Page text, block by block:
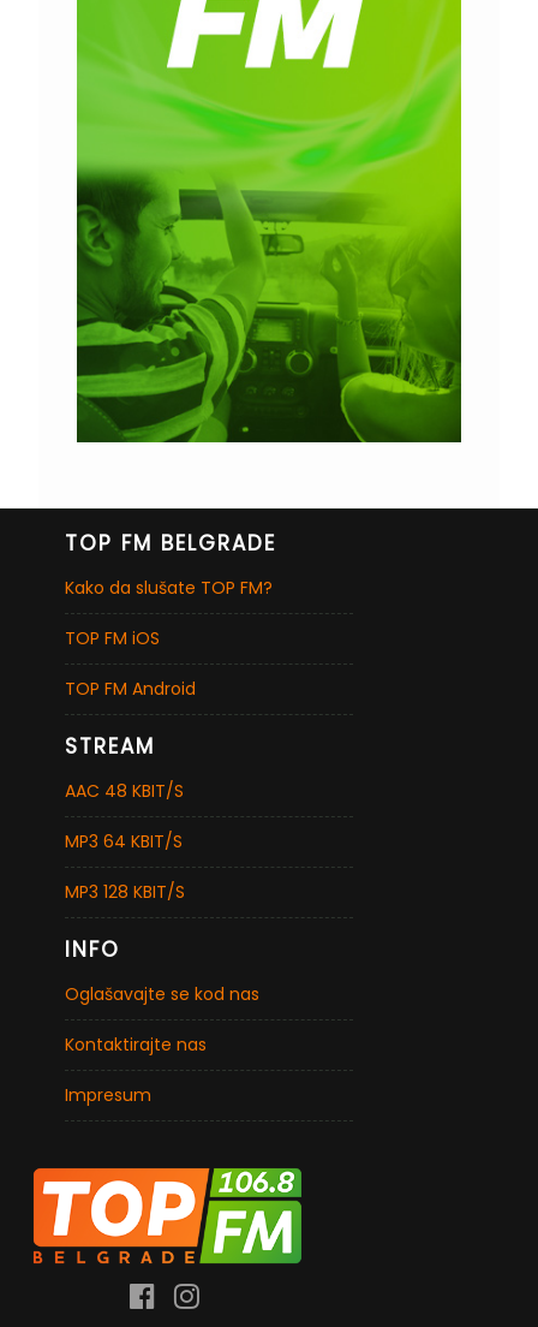
TOP FM BELGRADE
Kako da slušate TOP FM?
TOP FM iOS
TOP FM Android
STREAM
AAC 48 KBIT/S
MP3 64 KBIT/S
MP3 128 KBIT/S
INFO
Oglašavajte se kod nas
Kontaktirajte nas
Impresum